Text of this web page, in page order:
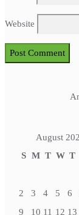
Website
August
S M T W T
2
3 4 5 6
9
10 11 12 13